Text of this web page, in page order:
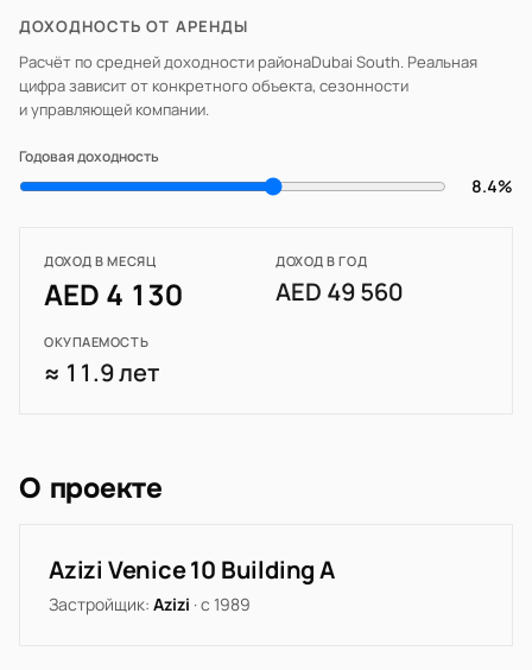
ДОХОДНОСТЬ ОТ АРЕНДЫ
Расчёт по средней доходности районаDubai South. Реальная
цифра зависит от конкретного объекта, сезонности
и управляющей компании.
Годовая доходность
8.4%
ДОХОД В МЕСЯЦ
AED 4 130
ДОХОД В ГОД
AED 49 560
ОКУПАЕМОСТЬ
≈ 11.9 лет
О проекте
Azizi Venice 10 Building A
Застройщик: Azizi · с 1989